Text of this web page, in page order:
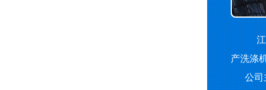
江
产洗涤
公司主